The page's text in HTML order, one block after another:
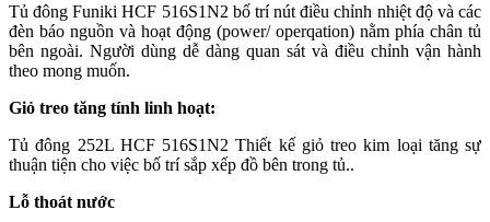
Tủ đông Funiki HCF 516S1N2 bố trí nút điều chỉnh nhiệt độ và các
đèn báo nguồn và hoạt động (power/ operqation) nằm phía chân tủ
bên ngoài. Người dùng dễ dàng quan sát và điều chỉnh vận hành
theo mong muốn.
Giỏ treo tăng tính linh hoạt:
Tủ đông 252L HCF 516S1N2 Thiết kế giỏ treo kim loại tăng sự
thuận tiện cho việc bố trí sắp xếp đồ bên trong tủ..
Lỗ thoát nước